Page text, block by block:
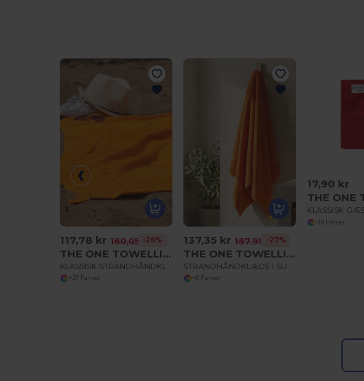
117,78 kr 160,05 kr-26%
THE ONE TOWELLING OTC100
+27 Farver
137,35 kr 187,91 kr-27%
THE ONE TOWELLING OTC210
+6 Farver
17,90 kr
+18 Farver